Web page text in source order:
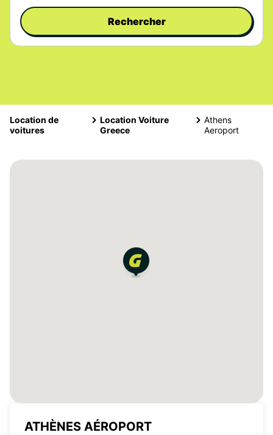
Rechercher
Location de
voitures
Location Voiture
Greece
Athens
Aeroport
ATHÈNES AÉROPORT